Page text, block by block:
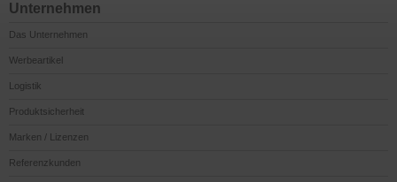
Unternehmen
Das Unternehmen
Werbeartikel
Logistik
Produktsicherheit
Marken / Lizenzen
Referenzkunden